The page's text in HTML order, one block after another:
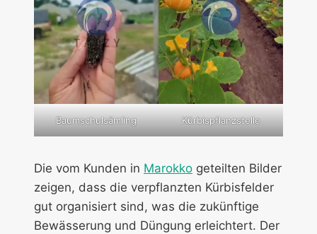
Baumschulsämling Kürbispflanzstelle
Die vom Kunden in Marokko geteilten Bilder
zeigen, dass die verpflanzten Kürbisfelder
gut organisiert sind, was die zukünftige
Bewässerung und Düngung erleichtert. Der